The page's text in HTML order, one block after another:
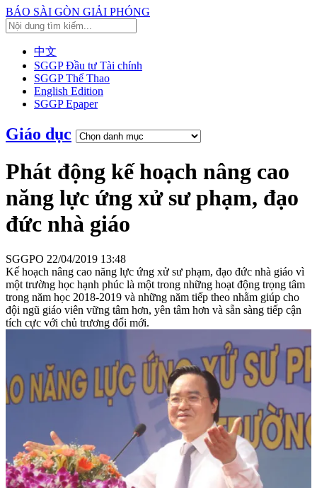
BÁO SÀI GÒN GIẢI PHÓNG
中文
SGGP Đầu tư Tài chính
SGGP Thể Thao
English Edition
SGGP Epaper
Giáo dục
Phát động kế hoạch nâng cao
năng lực ứng xử sư phạm, đạo
đức nhà giáo
SGGPO 22/04/2019 13:48
Kế hoạch nâng cao năng lực ứng xử sư phạm, đạo đức nhà giáo vì
một trường học hạnh phúc là một trong những hoạt động trọng tâm
trong năm học 2018-2019 và những năm tiếp theo nhằm giúp cho
đội ngũ giáo viên vững tâm hơn, yên tâm hơn và sẵn sàng tiếp cận
tích cực với chủ trương đổi mới.